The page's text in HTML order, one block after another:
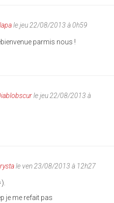
le jeu 22/08/2013 à 0h59
parmis nous !
le jeu 22/08/2013 à
le ven 23/08/2013 à 12h27
je me refait pas